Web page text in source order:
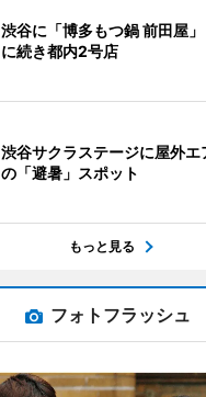
渋谷に「博多もつ鍋 前田屋
に続き都内2号店
渋谷サクラステージに屋外エ
の「避暑」スポット
もっと見る
フォトフラッシュ